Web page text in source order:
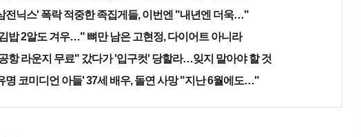
전닉스' 폭락 적중한 족집게들, 이번엔 "내년엔 더욱…"
밥 2알도 겨우…" 뼈만 남은 고현정, 다이어트 아니라
항 라운지 무료" 갔다가 '입구컷' 당할라…잊지 말아야 할 것
명 코미디언 아들' 37세 배우, 돌연 사망 "지난 6월에도…"